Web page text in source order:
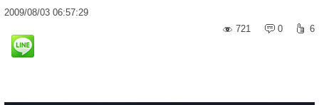
2009/08/03 06:57:29
721
0 6